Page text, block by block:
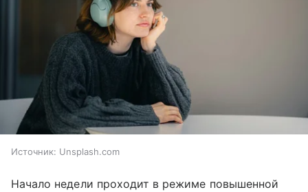
Источник: Unsplash.com
Начало недели проходит в режиме повышенной